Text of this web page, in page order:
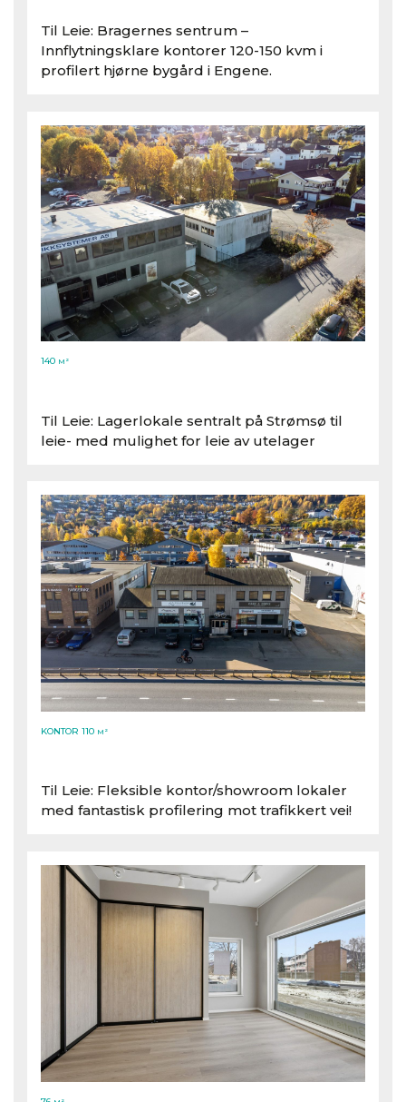
Til Leie: Bragernes sentrum –
Innflytningsklare kontorer 120-150 kvm i
profilert hjørne bygård i Engene.
140 M²
Til Leie: Lagerlokale sentralt på Strømsø til
leie- med mulighet for leie av utelager
KONTOR 110 M²
Til Leie: Fleksible kontor/​showroom lokaler
med fantastisk profilering mot trafikkert vei!